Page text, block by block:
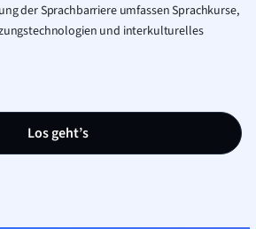
der Sprachbarriere umfassen Sprachkurse,
und interkulturelles
Los geht’s